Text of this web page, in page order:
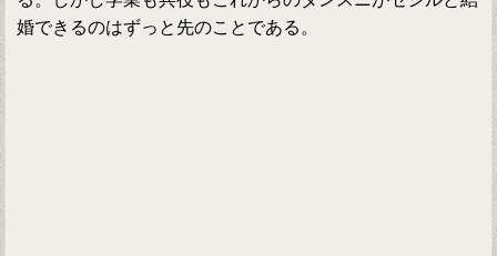
婚できるのはずっと先のことである。